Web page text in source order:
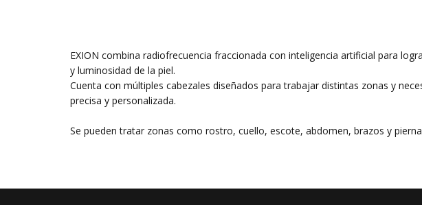
EXION combina radiofrecuencia fraccionada con inteligencia artificial para
y luminosidad de la piel.
Cuenta con múltiples cabezales diseñados para trabajar distintas zonas y
precisa y personalizada.
Se pueden tratar zonas como rostro, cuello, escote, abdomen, brazos y